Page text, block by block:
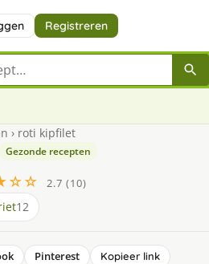
Registreren
› roti kipfilet
Gezonde recepten
2.7 (10)
12
Pinterest
Kopieer link